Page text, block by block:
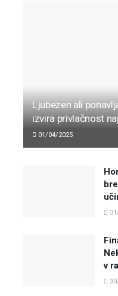
Ljubezen ali
izvira privlačnost
01/04/2025
v